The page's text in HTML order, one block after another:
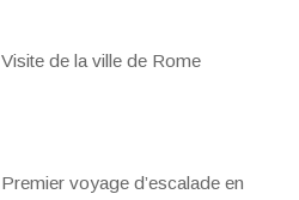
Visite de la ville de Rome
Premier voyage d’escalade en